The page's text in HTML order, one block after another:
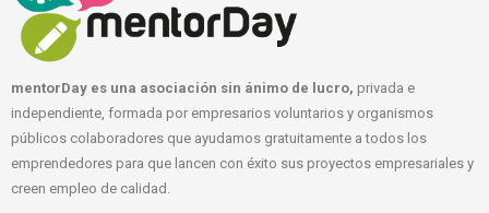
mentorDay es una asociación sin ánimo de lucro, privada e
independiente, formada por empresarios voluntarios y organismos
públicos colaboradores que ayudamos gratuitamente a todos los
emprendedores para que lancen con éxito sus proyectos empresariales y
creen empleo de calidad.